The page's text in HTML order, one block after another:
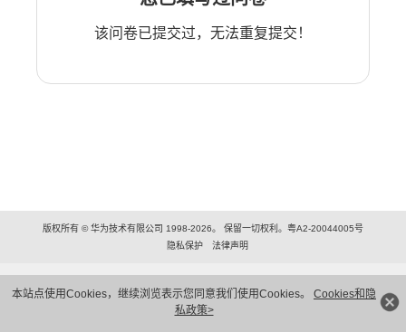
本站点使用Cookies，继续浏览表示您同意我们使用Cookies。 Cookies和隐
私政策>
该问卷已提交过，无法重复提交！
版权所有 © 华为技术有限公司 1998-2026。 保留一切权利。粤A2-20044005号
隐私保护
法律声明